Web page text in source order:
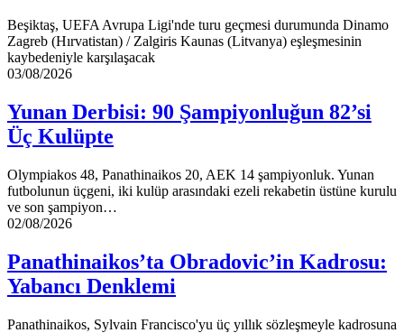
Beşiktaş, UEFA Avrupa Ligi'nde turu geçmesi durumunda Dinamo
Zagreb (Hırvatistan) / Zalgiris Kaunas (Litvanya) eşleşmesinin
kaybedeniyle karşılaşacak
Yunan
90
Şampiyonluğun
82’si
Kulüpte
03/08/2026
Yunan Derbisi: 90 Şampiyonluğun 82’si
Üç Kulüpte
Olympiakos 48, Panathinaikos 20, AEK 14 şampiyonluk. Yunan
futbolunun üçgeni, iki kulüp arasındaki ezeli rekabetin üstüne kurulu
ve son şampiyon…
Panathinaikos’ta
Kadrosu:
Yabancı
Denklemi
02/08/2026
Panathinaikos’ta Obradovic’in Kadrosu:
Yabancı Denklemi
Panathinaikos, Sylvain Francisco'yu üç yıllık sözleşmeyle kadrosuna